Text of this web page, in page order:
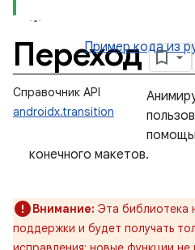
Переход
Пример кода из
Справочник API
androidx.transition
конечного макетов.
Внимание: Эта библиотека
поддержки и будет получать